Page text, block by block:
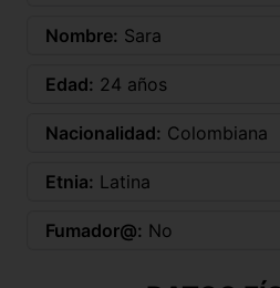
Nombre: Sara
Edad: 24 años
Nacionalidad: Colombiana
Etnia: Latina
Fumador@: No